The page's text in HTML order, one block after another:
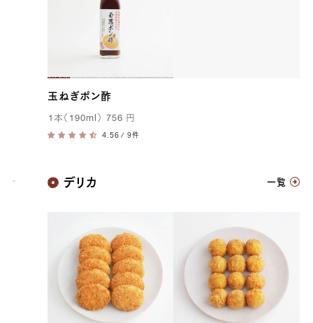
玉ねぎポン酢
1 本（ 190ml ） 756 円
/ 9件
神戸牛
デリカ 一覧